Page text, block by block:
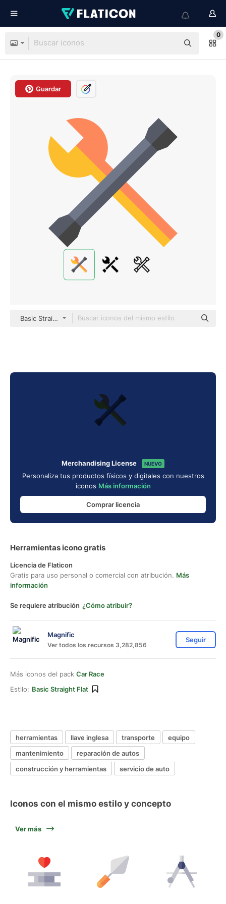
0
Guardar
Basic Straight Flat
Merchandising License NUEVO
Personaliza tus productos físicos y digitales con nuestros
iconos Más información
Comprar licencia
Herramientas icono gratis
Licencia de Flaticon
Gratis para uso personal o comercial con atribución. Más
información
Se requiere atribución ¿Cómo atribuir?
Magnific
Ver todos los recursos 3,282,856
Seguir
Más iconos del pack Car Race
Estilo: Basic Straight Flat
herramientas llave inglesa transporte
equipo
mantenimiento
reparación de autos
construcción y herramientas
servicio de auto
Iconos con el mismo estilo y concepto
Ver más